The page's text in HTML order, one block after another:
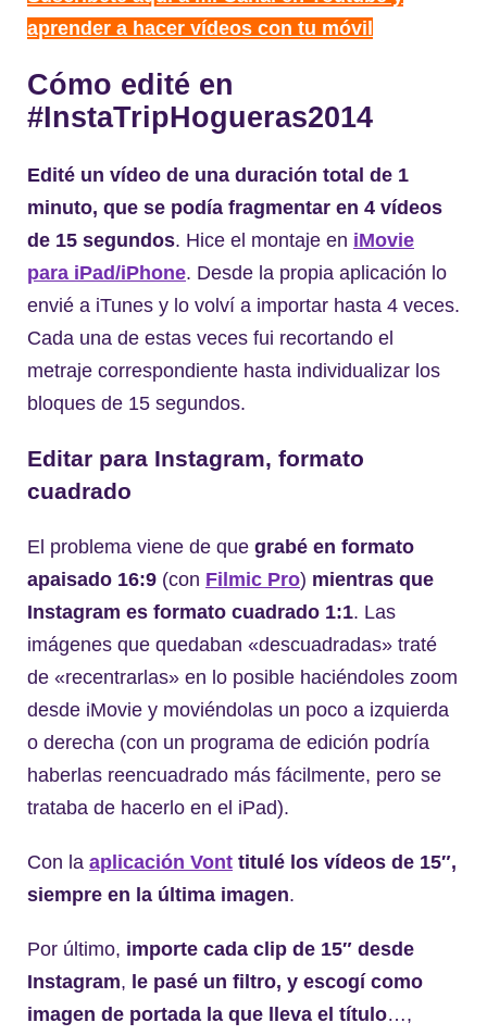
aprender a hacer vídeos con tu móvil
Cómo edité en
#InstaTripHogueras2014
Edité un vídeo de una duración total de 1
minuto, que se podía fragmentar en 4 vídeos
de 15 segundos. Hice el montaje en iMovie
para iPad/iPhone. Desde la propia aplicación lo
envié a iTunes y lo volví a importar hasta 4 veces.
Cada una de estas veces fui recortando el
metraje correspondiente hasta individualizar los
bloques de 15 segundos.
Editar para Instagram, formato
cuadrado
El problema viene de que grabé en formato
apaisado 16:9 (con Filmic Pro) mientras que
Instagram es formato cuadrado 1:1. Las
imágenes que quedaban «descuadradas» traté
de «recentrarlas» en lo posible haciéndoles zoom
desde iMovie y moviéndolas un poco a izquierda
o derecha (con un programa de edición podría
haberlas reencuadrado más fácilmente, pero se
trataba de hacerlo en el iPad).
Con la aplicación Vont titulé los vídeos de 15″,
siempre en la última imagen.
Por último, importe cada clip de 15″ desde
Instagram, le pasé un filtro, y escogí como
imagen de portada la que lleva el título…,